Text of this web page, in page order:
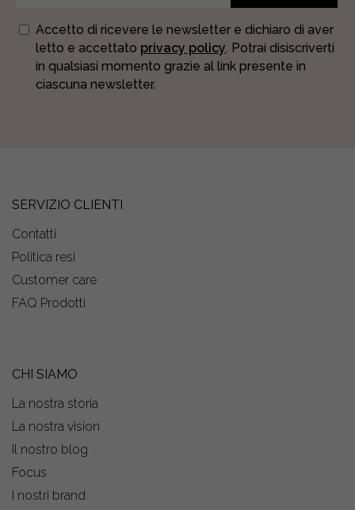
Accetto di ricevere le newsletter e dichiaro di aver
letto e accettato privacy policy. Potrai disiscriverti
in qualsiasi momento grazie al link presente in
ciascuna newsletter.
SERVIZIO CLIENTI
Contatti
Politica resi
Customer care
FAQ Prodotti
CHI SIAMO
La nostra storia
La nostra vision
Il nostro blog
Focus
I nostri brand